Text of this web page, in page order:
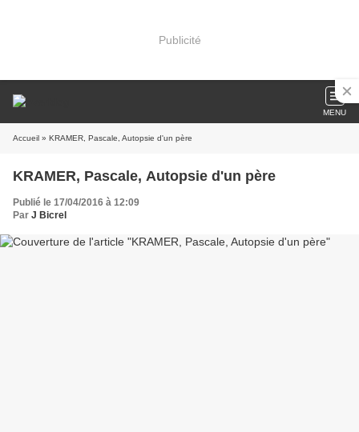
Publicité
MENU
Accueil » KRAMER, Pascale, Autopsie d'un père
KRAMER, Pascale, Autopsie d'un père
Publié le 17/04/2016 à 12:09
Par J Bicrel